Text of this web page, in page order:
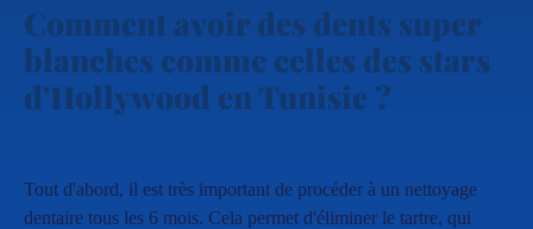
Comment avoir des dents super
blanches comme celles des stars
d'Hollywood en Tunisie ?
Tout d'abord, il est très important de procéder à un nettoyage
dentaire tous les 6 mois. Cela permet d'éliminer le tartre, qui